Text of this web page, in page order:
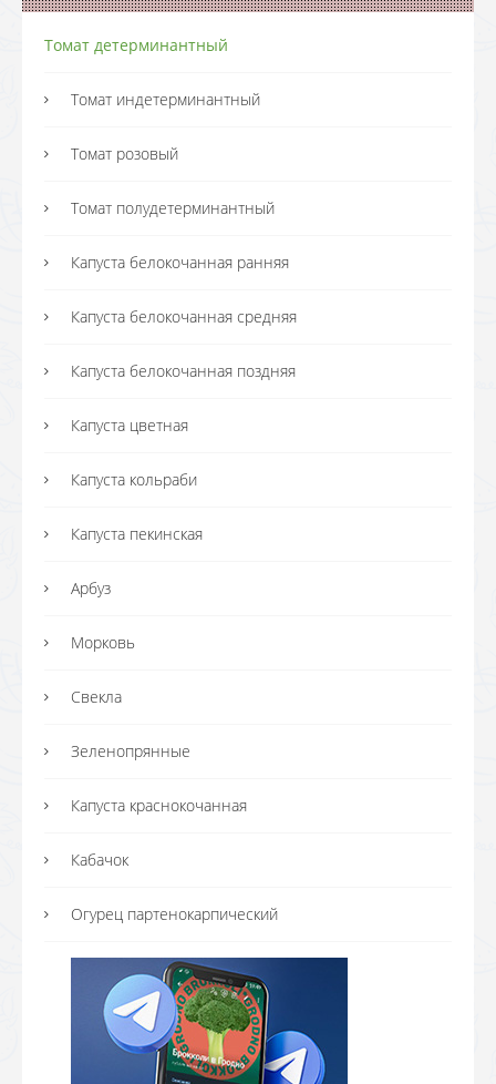
Томат детерминантный
Томат индетерминантный
Томат розовый
Томат полудетерминантный
Капуста белокочанная ранняя
Капуста белокочанная средняя
Капуста белокочанная поздняя
Капуста цветная
Капуста кольраби
Капуста пекинская
Арбуз
Морковь
Свекла
Зеленопрянные
Капуста краснокочанная
Кабачок
Огурец партенокарпический